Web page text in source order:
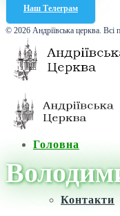
Наш Телеграм
© 2026 Андріївська церква. Всі
Головна
Контакти